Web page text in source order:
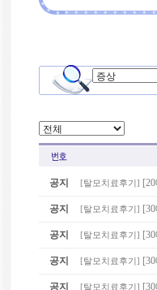
공지 [탈모치료후기 ]
공지 [탈모치료후기 ]
공지 [탈모치료후기 ]
공지 [탈모치료후기 ]
공지 [탈모치료후기 ]